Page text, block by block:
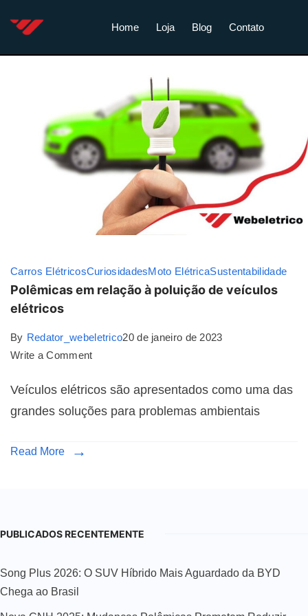
Home Loja Blog Contato
Carros ElétricosCuriosidadesMoto ElétricaSustentabilidade
Polêmicas em relação à poluição de veículos
elétricos
By Redator_webeletrico20 de janeiro de 2023
Write a Comment
Veículos elétricos são apresentados como uma das
grandes soluções para problemas ambientais
Read More
PUBLICADOS RECENTEMENTE
Song Plus 2026: O SUV Híbrido Mais Aguardado da BYD
Chega ao Brasil